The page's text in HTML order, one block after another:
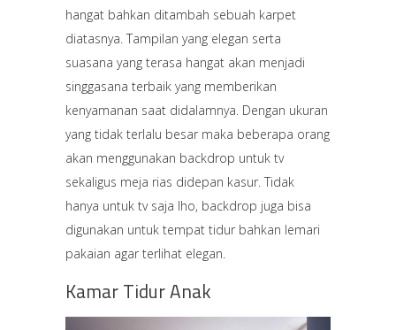
hangat bahkan ditambah sebuah karpet
diatasnya. Tampilan yang elegan serta
suasana yang terasa hangat akan menjadi
singgasana terbaik yang memberikan
kenyamanan saat didalamnya. Dengan ukuran
yang tidak terlalu besar maka beberapa orang
akan menggunakan backdrop untuk tv
sekaligus meja rias didepan kasur. Tidak
hanya untuk tv saja lho, backdrop juga bisa
digunakan untuk tempat tidur bahkan lemari
pakaian agar terlihat elegan.
Kamar Tidur Anak